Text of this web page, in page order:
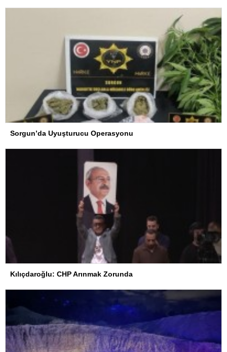
Sorgun’da Uyuşturucu Operasyonu
Kılıçdaroğlu: CHP Arınmak Zorunda